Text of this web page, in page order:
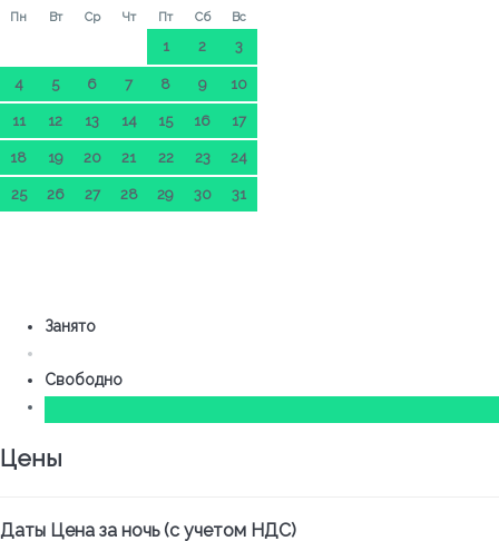
Пн Вт Ср Чт Пт Сб Вс
1 2 3
4 5 6 7 8 9 10
11 12 13 14 15 16 17
18 19 20 21 22 23 24
25 26 27 28 29 30 31
Занято
Свободно
Цены
Даты Цена за ночь (с учетом НДС)